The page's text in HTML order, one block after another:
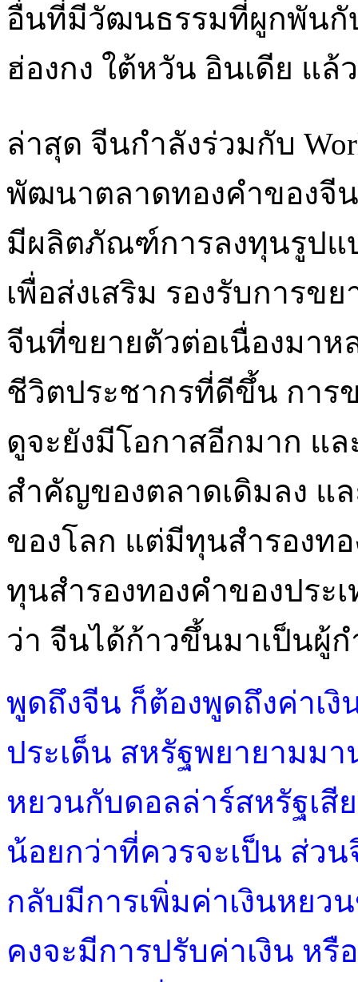
อื่นที่มีวัฒนธรรมที่ผูกพันกั
ฮ่องกง ใต้หวัน อินเดีย แ
ล่าสุด จีนกำลังร่วมกับ
พัฒนาตลาดทองคำของจี
มีผลิตภัณฑ์การลงทุนรูปแ
เพื่อส่งเสริม รองรับการข
จีนที่ขยายตัวต่อเนื่องมา
ชีวิตประชากรที่ดีขึ้น การ
ดูจะยังมีโอกาสอีกมาก แ
สำคัญของตลาดเดิมลง แ
ของโลก แต่มีทุนสำรองท
ทุนสำรองทองคำของประ
ว่า จีนได้ก้าวขึ้นมาเป็นผู้
พูดถึงจีน ก็ต้องพูดถึงค่าเ
ประเด็น สหรัฐพยายามม
หยวนกับดอลล่าร์สหรัฐเสี
น้อยกว่าที่ควรจะเป็น ส่ว
กลับมีการเพิ่มค่าเงินหยว
คงจะมีการปรับค่าเงิน หรื